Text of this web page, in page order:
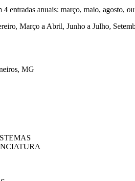
entradas anuais: março, maio, agosto,
Março a Abril, Junho a Julho,
MG